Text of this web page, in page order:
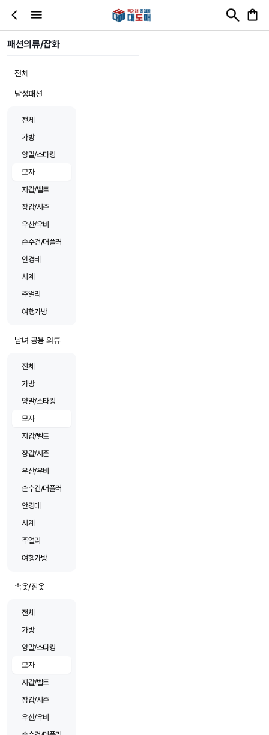
패션의류/잡화
전체
남성패션
전체
가방
양말/스타킹
모자
지갑/벨트
장갑/시즌
우산/우비
손수건/머플러
안경테
시계
주얼리
여행가방
남녀 공용 의류
전체
가방
양말/스타킹
모자
지갑/벨트
장갑/시즌
우산/우비
손수건/머플러
안경테
시계
주얼리
여행가방
속옷/잠옷
전체
가방
양말/스타킹
모자
지갑/벨트
장갑/시즌
우산/우비